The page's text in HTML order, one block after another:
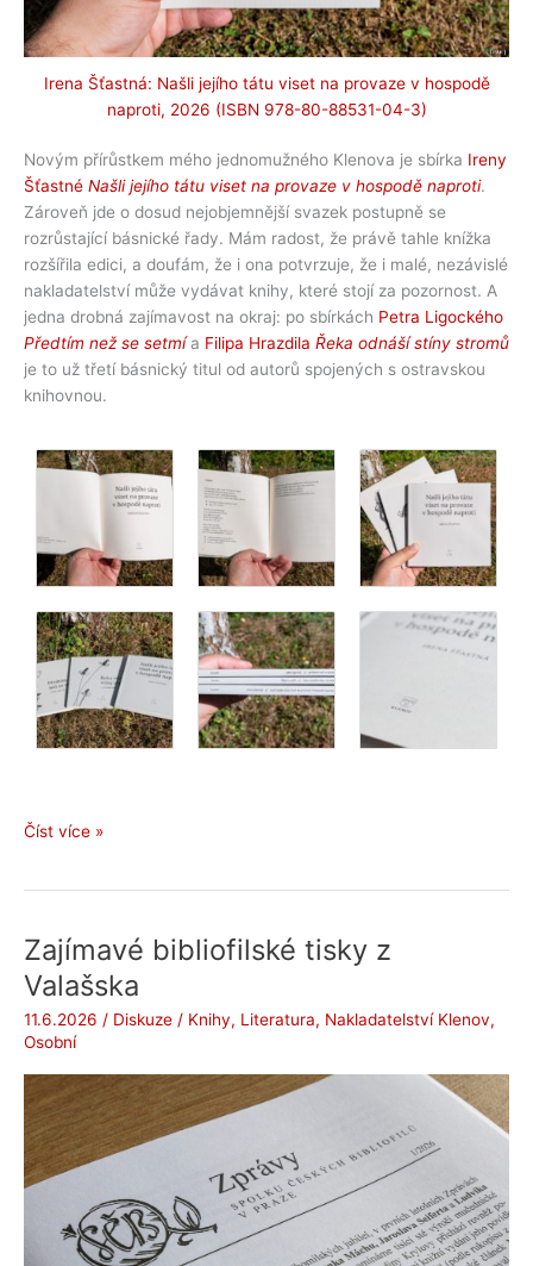
Irena Šťastná: Našli jejího tátu viset na provaze v hospodě
naproti, 2026 (ISBN 978-80-88531-04-3)
Novým přírůstkem mého jednomužného Klenova je sbírka Ireny
Šťastné Našli jejího tátu viset na provaze v hospodě naproti.
Zároveň jde o dosud nejobjemnější svazek postupně se
rozrůstající básnické řady. Mám radost, že právě tahle knížka
rozšířila edici, a doufám, že i ona potvrzuje, že i malé, nezávislé
nakladatelství může vydávat knihy, které stojí za pozornost. A
jedna drobná zajímavost na okraj: po sbírkách Petra Ligockého
Předtím než se setmía Filipa Hrazdila Řeka odnáší stíny stromů
je to už třetí básnický titul od autorů spojených s ostravskou
knihovnou.
Irena
tátu
viset
na
provaze
v
naproti
(2026)
Číst více »
Zajímavé bibliofilské tisky z
Valašska
11.6.2026 / Diskuze / Knihy, Literatura, Nakladatelství Klenov,
Osobní